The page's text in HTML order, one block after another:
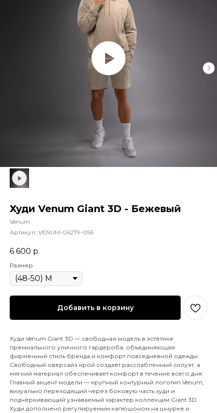
Худи Venum Giant 3D - Бежевый
Venum
Артикул: VENUM-06279-056
6 600 р.
Размер
Добавить в корзину
Худи Venum Giant 3D — свободная модель в эстетике
премиального уличного гардероба, объединяющая
фирменный стиль бренда и комфорт повседневной одежды.
Свободный оверсайз крой создаёт расслабленный силуэт, а
мягкий материал обеспечивает комфорт в течение всего дня.
Главный акцент модели — крупный контурный логотип Venum,
визуально переходящий через боковую часть худи и
подчёркивающий узнаваемый характер коллекции Giant 3D.
Худи дополнено регулируемым капюшоном на шнурке и